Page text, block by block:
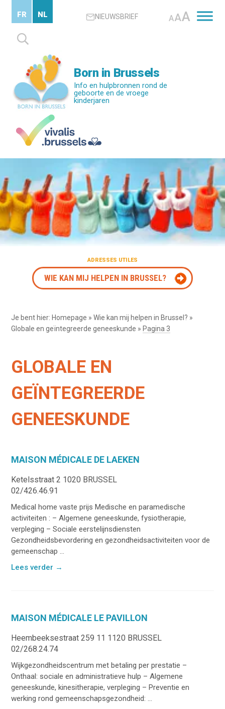
content
NIEUWSBRIEF AAA
Zoeken
naar:
FR NL
Born in Brussels
Info en hulpbronnen rond de
geboorte en de vroege
kinderjaren
ADRESSES UTILES
WIE KAN MIJ HELPEN IN BRUSSEL?
Je bent hier: Homepage »Wie kan mij helpen in Brussel? »
Globale en geïntegreerde geneeskunde » Pagina 3
GLOBALE EN
GEÏNTEGREERDE
GENEESKUNDE
MAISON MÉDICALE DE LAEKEN
Ketelsstraat 2 1020 BRUSSEL
02/426.46.91
Medical home vaste prijs Medische en paramedische
activiteiten : – Algemene geneeskunde, fysiotherapie,
verpleging – Sociale eerstelijnsdiensten
Gezondheidsbevordering en gezondheidsactiviteiten voor de
gemeenschap ...
Lees verder →
MAISON MÉDICALE LE PAVILLON
Heembeeksestraat 259 11 1120 BRUSSEL
02/268.24.74
Wijkgezondheidscentrum met betaling per prestatie –
Onthaal: sociale en administratieve hulp – Algemene
geneeskunde, kinesitherapie, verpleging – Preventie en
werking rond gemeenschapsgezondheid: ...